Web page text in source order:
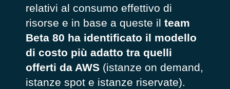
relativi al consumo effettivo di
risorse e in base a queste il team
Beta 80 ha identificato il modello
di costo più adatto tra quelli
offerti da AWS(istanze on demand,
istanze spot e istanze riservate).